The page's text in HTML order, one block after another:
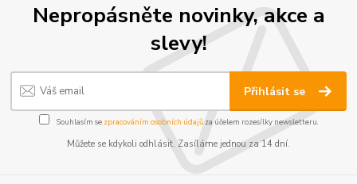
Nepropásněte novinky, akce a
slevy!
Přihlásit se
Souhlasím se zpracováním osobních údajůza účelem rozesílky newsletteru.
Můžete se kdykoli odhlásit. Zasíláme jednou za 14 dní.